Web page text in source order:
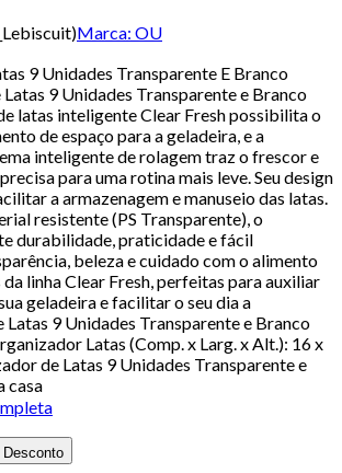
)Marca: OU
9 Unidades Transparente E Branco
9 Unidades Transparente e Branco
latas inteligente Clear Fresh possibilita o
de espaço para a geladeira, e a
inteligente de rolagem traz o frescor e
para uma rotina mais leve. Seu design
a armazenagem e manuseio das latas.
resistente (PS Transparente), o
durabilidade, praticidade e fácil
beleza e cuidado com o alimento
linha Clear Fresh, perfeitas para auxiliar
geladeira e facilitar o seu dia a
9 Unidades Transparente e Branco
Latas (Comp. x Larg. x Alt.): 16 x
de Latas 9 Unidades Transparente e
casa
Desconto